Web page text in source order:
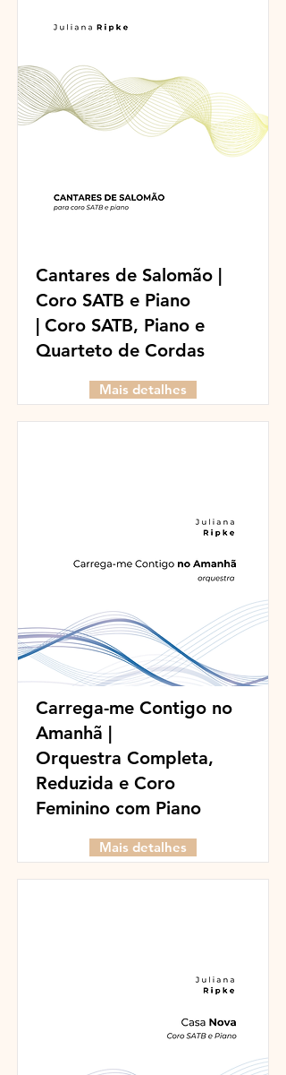
Cantares de Salomão |
Coro SATB e Piano
| Coro SATB, Piano e
Quarteto de Cordas
Mais detalhes
Carrega-me Contigo no
Amanhã |
Orquestra Completa,
Reduzida e Coro
Feminino com Piano
Mais detalhes